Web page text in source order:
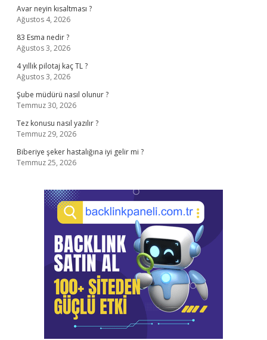
Avar neyin kısaltması ?
Ağustos 4, 2026
83 Esma nedir ?
Ağustos 3, 2026
4 yıllık pilotaj kaç TL ?
Ağustos 3, 2026
Şube müdürü nasıl olunur ?
Temmuz 30, 2026
Tez konusu nasıl yazılır ?
Temmuz 29, 2026
Biberiye şeker hastalığına iyi gelir mi ?
Temmuz 25, 2026